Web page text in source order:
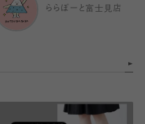
ららぽーと富士見店